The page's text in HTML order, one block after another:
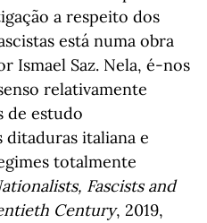
a respeito dos
está numa obra
Ismael Saz. Nela, é-nos
relativamente
de estudo
italiana e
totalmente
Fascists and
Century, 2019,